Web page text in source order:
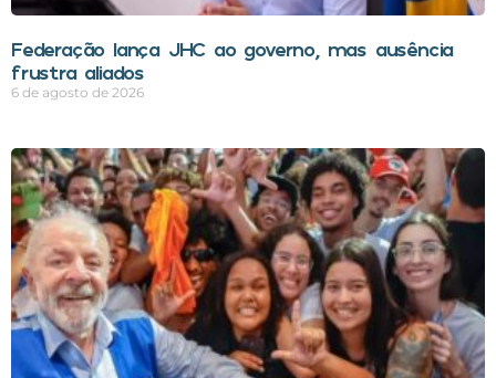
Federação lança JHC ao governo, mas ausência
frustra aliados
6 de agosto de 2026